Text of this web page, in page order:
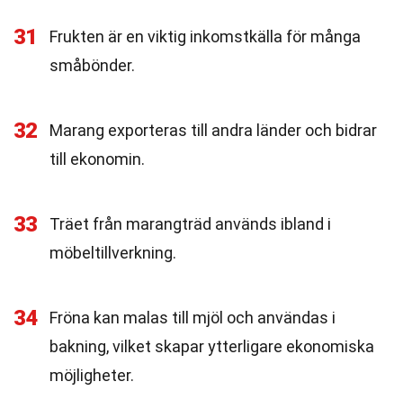
31
Frukten är en viktig inkomstkälla för många
småbönder.
32
Marang exporteras till andra länder och bidrar
till ekonomin.
33
Träet från marangträd används ibland i
möbeltillverkning.
34
Fröna kan malas till mjöl och användas i
bakning, vilket skapar ytterligare ekonomiska
möjligheter.